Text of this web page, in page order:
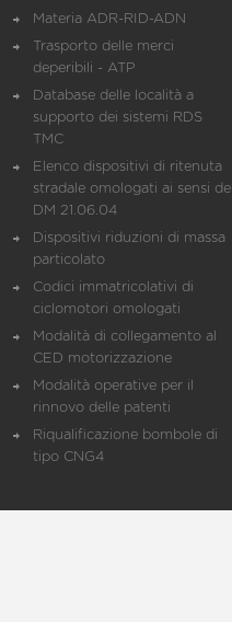
Materia ADR-RID-ADN
Trasporto delle merci
deperibili - ATP
Database delle località a
supporto dei sistemi RDS
TMC
Elenco dispositivi di ritenuta
stradale omologati ai sensi del
DM 21.06.04
Dispositivi riduzioni di massa
particolato
Codici immatricolativi di
ciclomotori omologati
Modalità di collegamento al
CED motorizzazione
Modalità operative per il
rinnovo delle patenti
Riqualificazione bombole di
tipo CNG4